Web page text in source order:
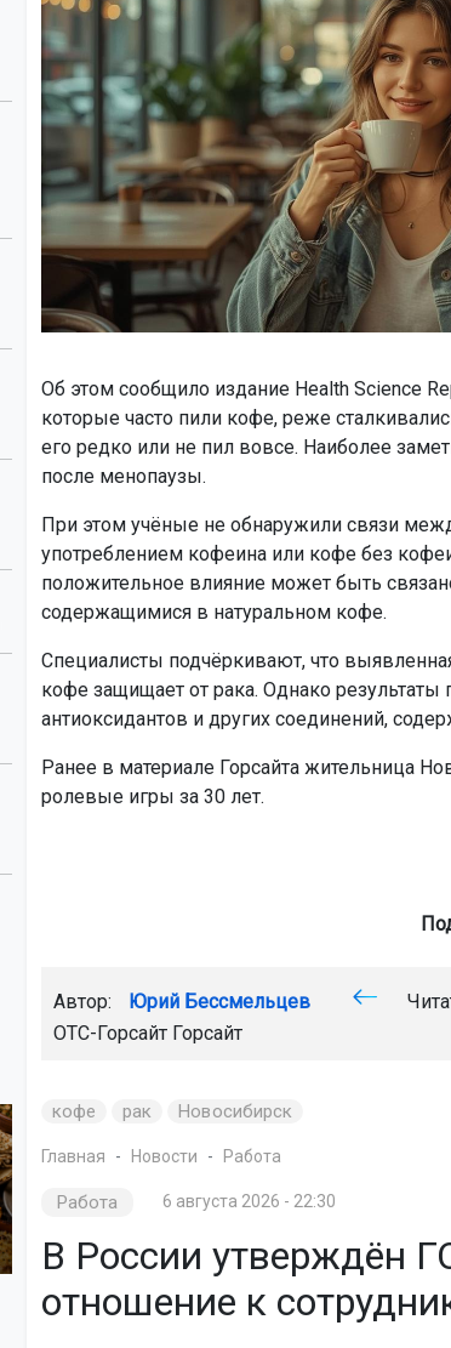
Об этом сообщило издание Health Science
которые часто пили кофе, реже
его редко или не пил вовсе. Наиболее
после менопаузы.
При этом учёные не обнаружили связи
употреблением кофеина или кофе без
положительное влияние может быть
содержащимися в натуральном кофе.
Специалисты подчёркивают, что
кофе защищает от рака. Однако
антиоксидантов и других соединений,
Ранее в материале Горсайта жительница
ролевые игры за 30 лет.
Автор: Юрий Бессмельцев
ОТС-Горсайт Горсайт
кофе рак Новосибирск
Главная Новости Работа
Работа 6 августа 2026 - 22:30
В России утверждён
отношение к